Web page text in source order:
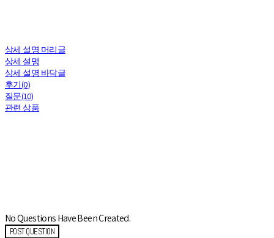
상세 설명 머리글
상세 설명
상세 설명 바닥글
후기(0)
질문(10)
관련 상품
No Questions Have Been Created.
POST QUESTION